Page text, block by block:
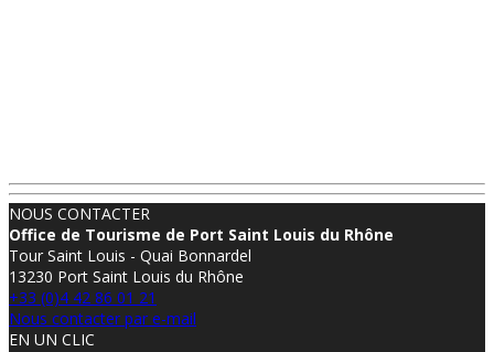
NOUS CONTACTER
Office de Tourisme de Port Saint Louis du Rhône
Tour Saint Louis - Quai Bonnardel
13230 Port Saint Louis du Rhône
+33 (0)4 42 86 01 21
Nous contacter par e-mail
EN UN CLIC